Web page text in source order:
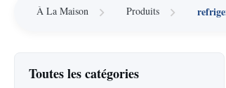
À La Maison Produits
Toutes les catégories